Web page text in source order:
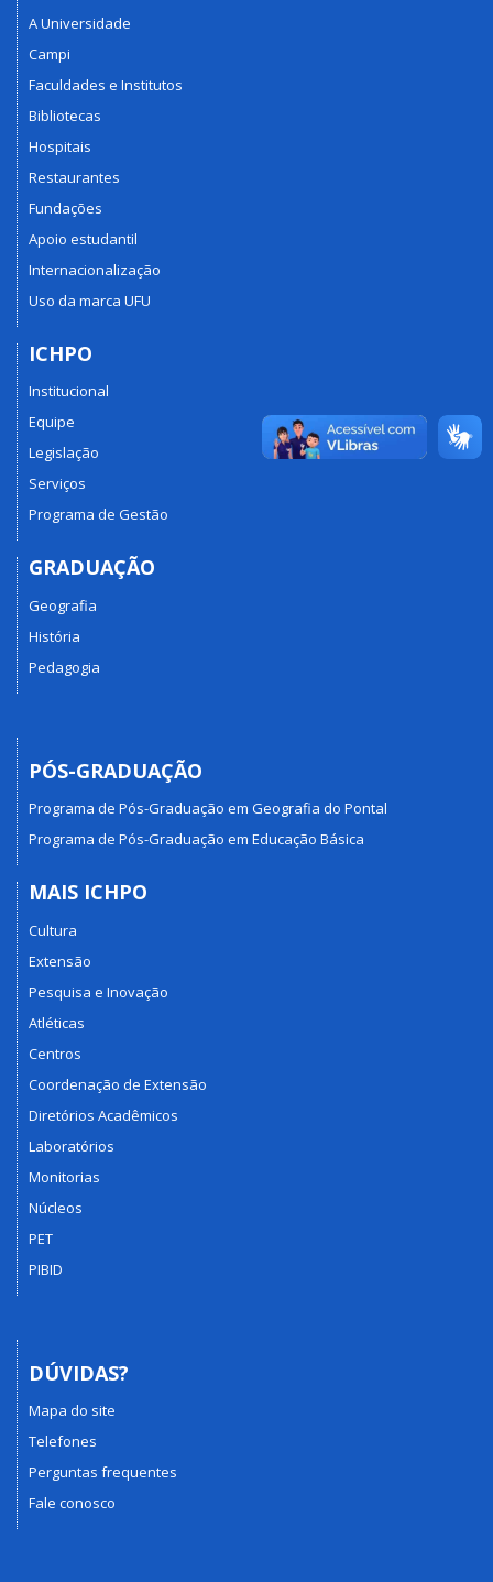
A Universidade
Campi
Faculdades e Institutos
Bibliotecas
Hospitais
Restaurantes
Fundações
Apoio estudantil
Internacionalização
Uso da marca UFU
ICHPO
Institucional
Equipe
Legislação
Serviços
Programa de Gestão
GRADUAÇÃO
Geografia
História
Pedagogia
PÓS-GRADUAÇÃO
Programa de Pós-Graduação em Geografia do Pontal
Programa de Pós-Graduação em Educação Básica
MAIS ICHPO
Cultura
Extensão
Pesquisa e Inovação
Atléticas
Centros
Coordenação de Extensão
Diretórios Acadêmicos
Laboratórios
Monitorias
Núcleos
PET
PIBID
DÚVIDAS?
Mapa do site
Telefones
Perguntas frequentes
Fale conosco